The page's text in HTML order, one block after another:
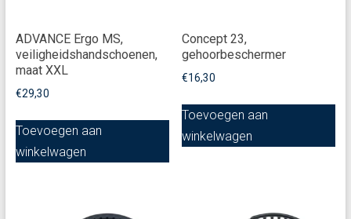
ADVANCE Ergo MS,
veiligheidshandschoenen,
maat XXL
€29,30
Toevoegen aan
winkelwagen
Concept 23,
gehoorbeschermer
€16,30
Toevoegen aan
winkelwagen